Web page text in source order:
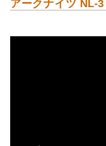
アークナイツ NL-